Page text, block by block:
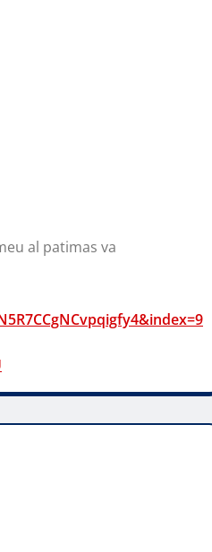
al patimas va